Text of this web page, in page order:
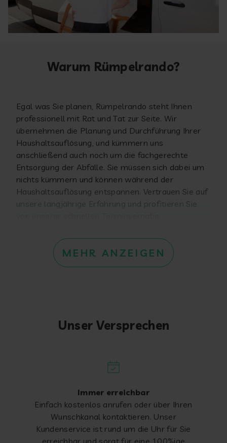
Warum Rümpelrando?
Egal was Sie planen, Rümpelrando steht Ihnen
professionell mit Rat und Tat zur Seite. Wir
übernehmen die Planung und Durchführung Ihrer
Haushaltsauflösung, und kümmern uns
anschließend auch noch um die fachgerechte
Entsorgung der Abfälle. Sie müssen sich dabei um
nichts kümmern und können während der
Haushaltsauflösung entspannen. Vertrauen Sie auf
unsere langjährige Erfahrung und profitieren Sie
MEHR ANZEIGEN
Unser Versprechen
Immer erreichbar
Einfach kostenlos anrufen oder über Ihren
Wunschkanal kontaktieren. Unser
Kundenservice ist rund um die Uhr für Sie